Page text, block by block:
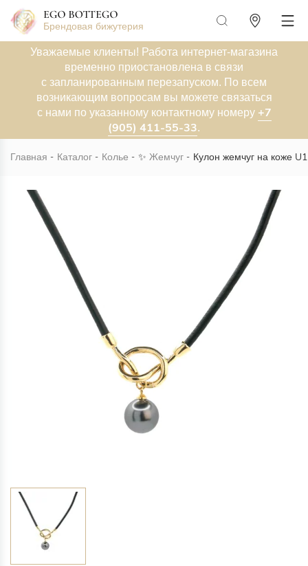
Брендовая бижутерия
Уважаемые клиенты! Работа интернет-магазина
временно приостановлена в связи
с запланированным перезапуском. По всем
возникающим вопросам вы можете связаться
с нами по указанному контактному номеру +7
(905) 411-55-33.
Главная Каталог Колье ✨ Жемчуг Кулон жемчуг на коже